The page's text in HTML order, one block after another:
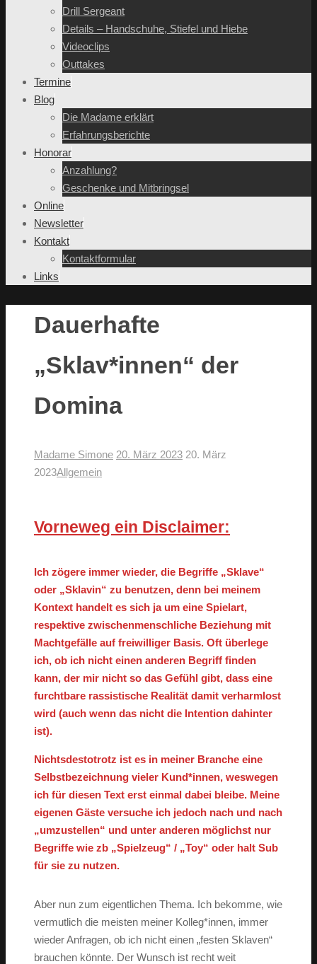
Drill Sergeant
Details – Handschuhe, Stiefel und Hiebe
Videoclips
Outtakes
Termine
Blog
Die Madame erklärt
Erfahrungsberichte
Honorar
Anzahlung?
Geschenke und Mitbringsel
Online
Newsletter
Kontakt
Kontaktformular
Links
Dauerhafte
„Sklav*innen“ der
Domina
Madame Simone 20. März 2023 20. März
2023Allgemein
Vorneweg ein Disclaimer:
Ich zögere immer wieder, die Begriffe „Sklave“
oder „Sklavin“ zu benutzen, denn bei meinem
Kontext handelt es sich ja um eine Spielart,
respektive zwischenmenschliche Beziehung mit
Machtgefälle auf freiwilliger Basis. Oft überlege
ich, ob ich nicht einen anderen Begriff finden
kann, der mir nicht so das Gefühl gibt, dass eine
furchtbare rassistische Realität damit verharmlost
wird (auch wenn das nicht die Intention dahinter
ist).
Nichtsdestotrotz ist es in meiner Branche eine
Selbstbezeichnung vieler Kund*innen, weswegen
ich für diesen Text erst einmal dabei bleibe. Meine
eigenen Gäste versuche ich jedoch nach und nach
„umzustellen“ und unter anderen möglichst nur
Begriffe wie zb „Spielzeug“ / „Toy“ oder halt Sub
für sie zu nutzen.
Aber nun zum eigentlichen Thema. Ich bekomme, wie
vermutlich die meisten meiner Kolleg*innen, immer
wieder Anfragen, ob ich nicht einen „festen Sklaven“
brauchen könnte. Der Wunsch ist recht weit